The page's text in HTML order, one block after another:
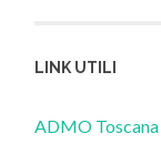
LINK UTILI
ADMO Toscana